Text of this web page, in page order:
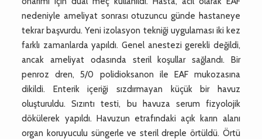
nedeniyle ameliyat sonrası otuzuncu günde hastaneye
tekrar başvurdu. Yeni izolasyon tekniği uygulaması iki kez
farklı zamanlarda yapıldı. Genel anestezi gerekli değildi,
ancak ameliyat odasında steril koşullar sağlandı. Bir
penroz dren, 5/0 polidioksanon ile EAF mukozasına
dikildi. Enterik içeriği sızdırmayan küçük bir havuz
oluşturuldu. Sızıntı testi, bu havuza serum fizyolojik
dökülerek yapıldı. Havuzun etrafındaki açık karın alanı
organ koruyuculu süngerle ve steril dreple örtüldü. Örtü